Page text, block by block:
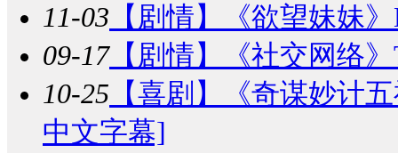
11-03 【剧情】
《欲望妹妹
09-17【剧情】
《社交网络
10-25 【喜剧】
《奇谋妙计
中文字幕]